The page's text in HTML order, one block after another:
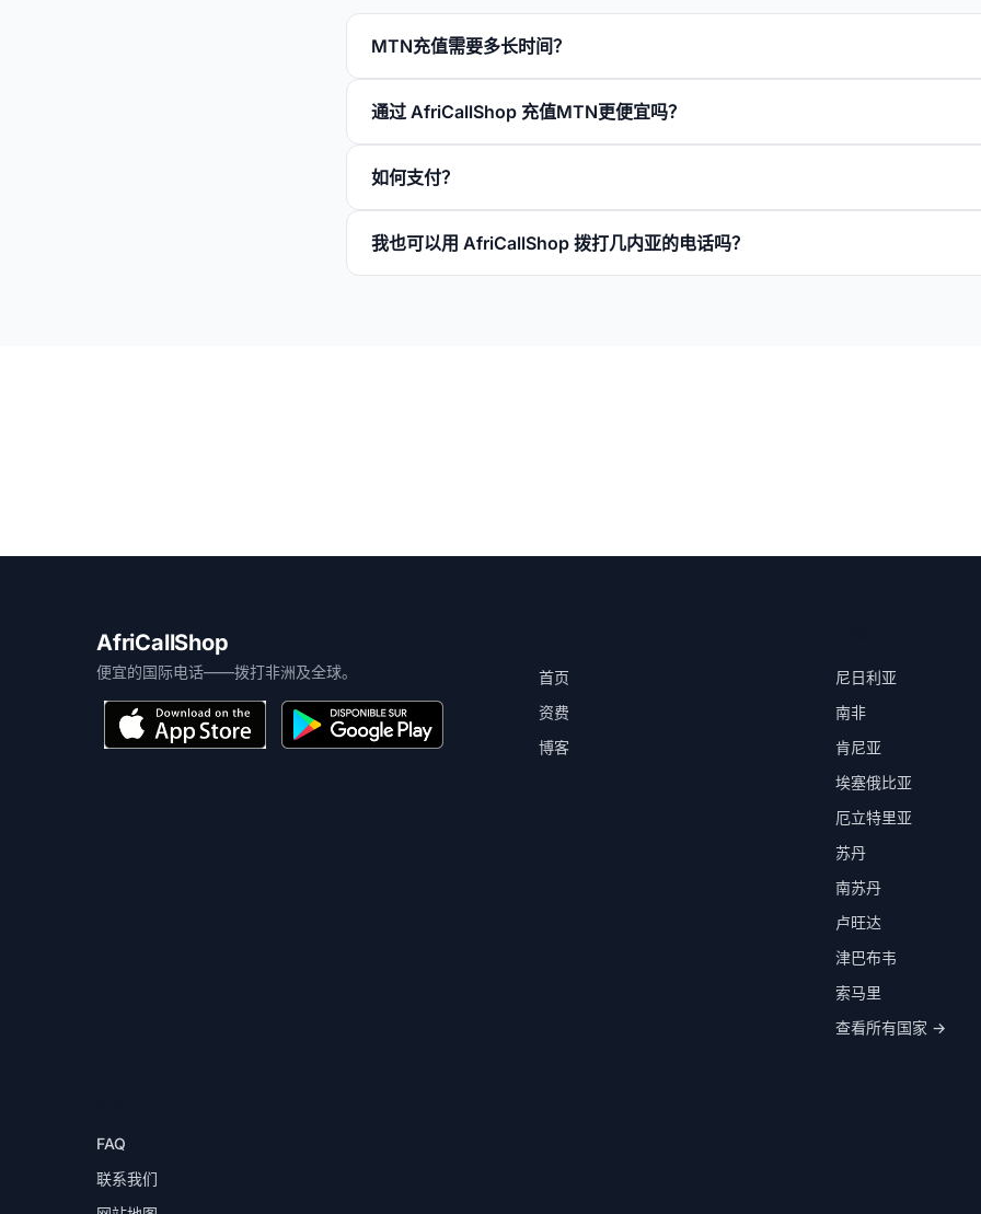
MTN充值需要多长时间？
通过 AfriCallShop 充值MTN更便宜吗？
如何支付？
我也可以用 AfriCallShop 拨打几内亚的电话吗？
AfriCallShop
便宜的国际电话——拨打非洲及全球。
首页
资费
博客
尼日利亚
南非
肯尼亚
埃塞俄比亚
厄立特里亚
苏丹
南苏丹
卢旺达
津巴布韦
索马里
查看所有国家 →
FAQ
联系我们